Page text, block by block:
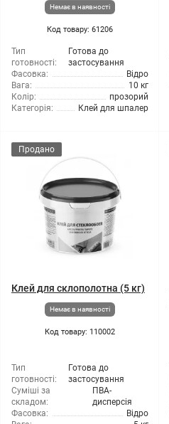
Немає в наявності
Код товару: 61206
Тип
готовності:
Готова до
застосування
Фасовка:
Відро
Вага:
10 кг
Колір:
прозорий
Категорія:
Клей для шпалер
Продано
Клей для склополотна (5 кг)
Немає в наявності
Код товару: 110002
Тип
готовності:
Готова до
застосування
Суміші за
складом:
ПВА-
дисперсія
Фасовка:
Відро